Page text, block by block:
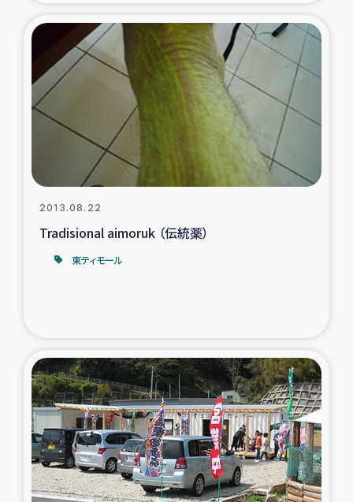
2013.08.22
Tradisional aimoruk （伝統薬）
東ティモール